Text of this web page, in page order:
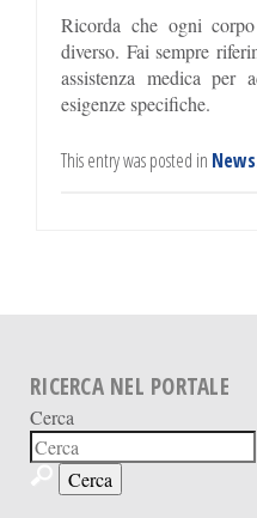
Ricorda che ogni
diverso. Fai sempre
assistenza medica per
esigenze specifiche.
This entry was posted in News
RICERCA NEL PORTALE
Cerca